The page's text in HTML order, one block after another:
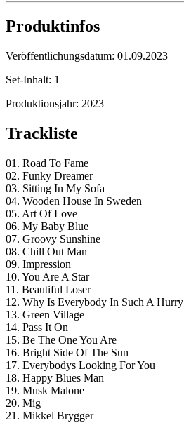
Produktinfos
Veröffentlichungsdatum: 01.09.2023
Set-Inhalt: 1
Produktionsjahr: 2023
Trackliste
01. Road To Fame
02. Funky Dreamer
03. Sitting In My Sofa
04. Wooden House In Sweden
05. Art Of Love
06. My Baby Blue
07. Groovy Sunshine
08. Chill Out Man
09. Impression
10. You Are A Star
11. Beautiful Loser
12. Why Is Everybody In Such A Hurry
13. Green Village
14. Pass It On
15. Be The One You Are
16. Bright Side Of The Sun
17. Everybodys Looking For You
18. Happy Blues Man
19. Musk Malone
20. Mig
21. Mikkel Brygger